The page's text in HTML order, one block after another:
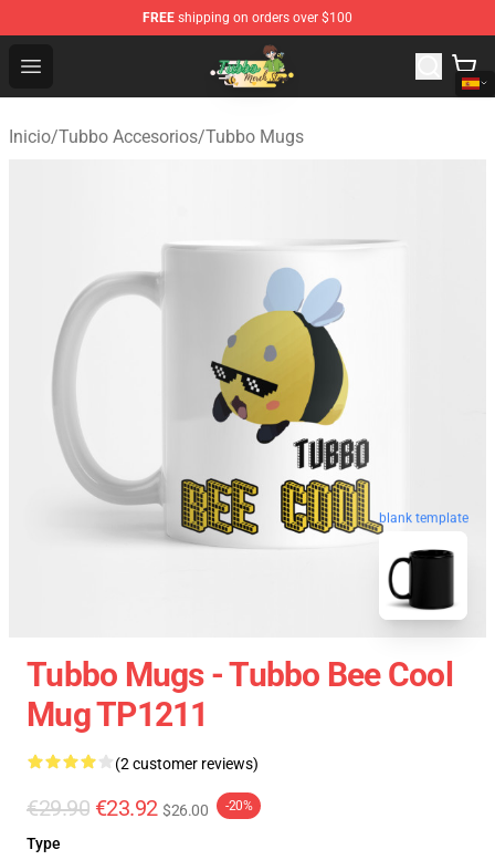
FREE shipping on orders over $100
Open menu
Tubbo Store - Official Tubbo Merchandise Shop
Inicio/Tubbo Accesorios/Tubbo Mugs
blank template
Tubbo Mugs - Tubbo Bee Cool
Mug TP1211
(2 customer reviews)
€29.90 €23.92 $26.00 -20%
Type